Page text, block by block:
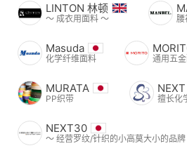
LINTON 林顿
〜 成衣用面料 〜 腰
Masuda
化学纤维面料 通用五
MURATA
PP织带 擅长化
NEXT30
〜 经营罗纹/针织的小高莫大小的品